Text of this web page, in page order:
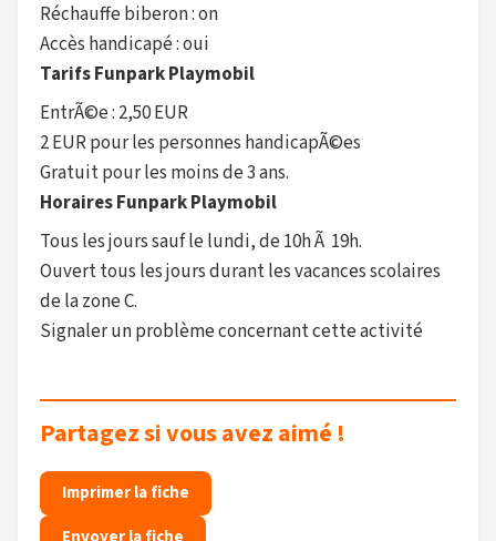
Réchauffe biberon : on
Accès handicapé : oui
Tarifs Funpark Playmobil
EntrÃ©e : 2,50 EUR
2 EUR pour les personnes handicapÃ©es
Gratuit pour les moins de 3 ans.
Horaires Funpark Playmobil
Tous les jours sauf le lundi, de 10h Ã 19h.
Ouvert tous les jours durant les vacances scolaires
de la zone C.
Signaler un problème concernant cette activité
Partagez si vous avez aimé !
Imprimer la fiche